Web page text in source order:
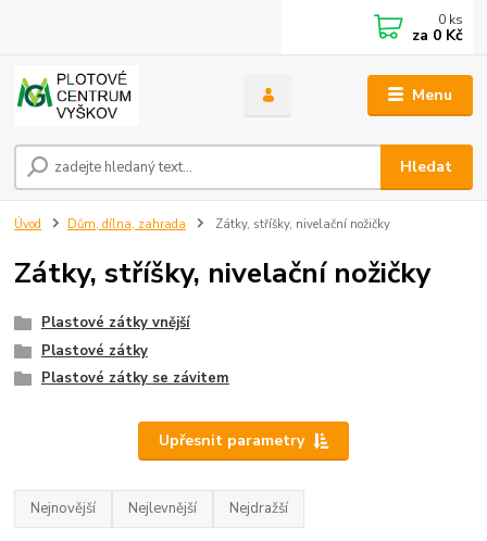
Menu
Hledat
0 ks
za 0 Kč
Úvod Dům, dílna, zahrada Zátky, stříšky, nivelační nožičky
Zátky, stříšky, nivelační nožičky
Plastové zátky vnější
Plastové zátky
Plastové zátky se závitem
Upřesnit parametry
Nejnovější Nejlevnější Nejdražší